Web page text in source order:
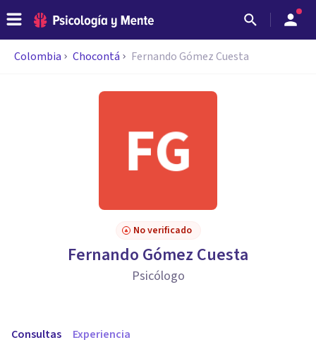
Colombia Chocontá Fernando Gómez Cuesta
No verificado
Fernando Gómez Cuesta
Psicólogo
Consultas Experiencia